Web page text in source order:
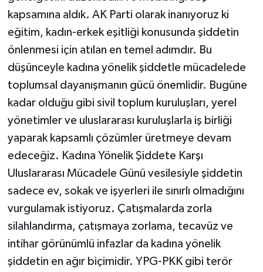
kapsamına aldık. AK Parti olarak inanıyoruz ki
eğitim, kadın-erkek eşitliği konusunda şiddetin
önlenmesi için atılan en temel adımdır. Bu
düşünceyle kadına yönelik şiddetle mücadelede
toplumsal dayanışmanın gücü önemlidir. Bugüne
kadar olduğu gibi sivil toplum kuruluşları, yerel
yönetimler ve uluslararası kuruluşlarla iş birliği
yaparak kapsamlı çözümler üretmeye devam
edeceğiz. Kadına Yönelik Şiddete Karşı
Uluslararası Mücadele Günü vesilesiyle şiddetin
sadece ev, sokak ve işyerleri ile sınırlı olmadığını
vurgulamak istiyoruz. Çatışmalarda zorla
silahlandırma, çatışmaya zorlama, tecavüz ve
intihar görünümlü infazlar da kadına yönelik
şiddetin en ağır biçimidir. YPG-PKK gibi terör